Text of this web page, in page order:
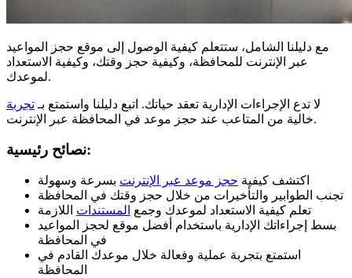
مع دليلنا الشامل، ستتعلم كيفية الوصول إلى موقع حجز المواعيد
عبر الإنترنت للمحافظة، وكيفية حجز وقتك، وكيفية الاستعداد
لموعدك.
لا تدع الإجراءات الإدارية تعقد حياتك. اتبع دليلنا واستمتع بـ تجربة
خالية من المتاعب عند حجز موعد في المحافظة عبر الإنترنت.
نصائح رئيسية:
اكتشف كيفية حجز موعد عبر الإنترنت بسرعة وسهولة
تجنب الطوابير والتأخيرات من خلال حجز وقتك في المحافظة
تعلم كيفية الاستعداد لموعدك وجمع المستندات اللازمة
بسط إجراءاتك الإدارية باستخدام أفضل موقع لحجز المواعيد
في المحافظة
استمتع بتجربة عملية وفعالة خلال موعدك القادم في
المحافظة